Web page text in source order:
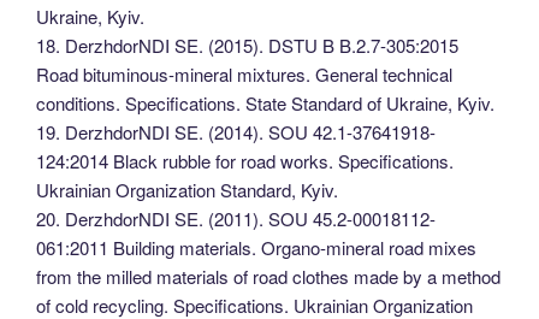
Ukraine, Kyiv.
18. DerzhdorNDI SE. (2015). DSTU B B.2.7-305:2015
Road bituminous-mineral mixtures. General technical
conditions. Specifications. State Standard of Ukraine, Kyiv.
19. DerzhdorNDI SE. (2014). SOU 42.1-37641918-
124:2014 Black rubble for road works. Specifications.
Ukrainian Organization Standard, Kyiv.
20. DerzhdorNDI SE. (2011). SOU 45.2-00018112-
061:2011 Building materials. Organo-mineral road mixes
from the milled materials of road clothes made by a method
of cold recycling. Specifications. Ukrainian Organization